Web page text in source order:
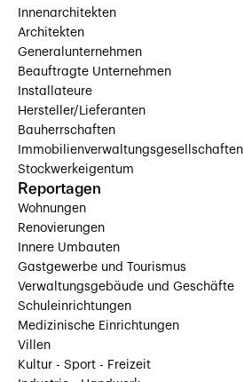
Innenarchitekten
Architekten
Generalunternehmen
Beauftragte Unternehmen
Installateure
Hersteller/Lieferanten
Bauherrschaften
Immobilienverwaltungsgesellschaften
Stockwerkeigentum
Reportagen
Wohnungen
Renovierungen
Innere Umbauten
Gastgewerbe und Tourismus
Verwaltungsgebäude und Geschäfte
Schuleinrichtungen
Medizinische Einrichtungen
Villen
Kultur - Sport - Freizeit